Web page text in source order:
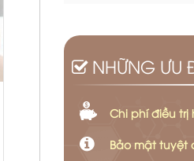
NHỮNG ƯU
Chi phí điều trị
Bảo mật tuyệt